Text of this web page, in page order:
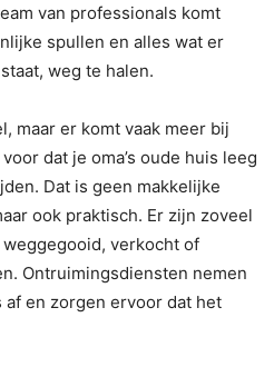
van professionals komt
spullen en alles wat er
weg te halen.
maar er komt vaak meer bij
dat je oma’s oude huis leeg
Dat is geen makkelijke
ook praktisch. Er zijn zoveel
verkocht of
Ontruimingsdiensten nemen
en zorgen ervoor dat het